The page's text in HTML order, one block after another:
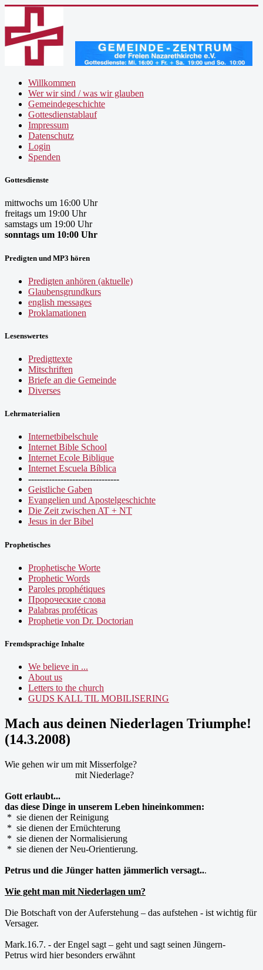
Willkommen
Wer wir sind / was wir glauben
Gemeindegeschichte
Gottesdienstablauf
Impressum
Datenschutz
Login
Spenden
Gottesdienste
mittwochs um 16:00 Uhr
freitags um 19:00 Uhr
samstags um 19:00 Uhr
sonntags um 10:00 Uhr
Predigten und MP3 hören
Predigten anhören (aktuelle)
Glaubensgrundkurs
english messages
Proklamationen
Lesenswertes
Predigttexte
Mitschriften
Briefe an die Gemeinde
Diverses
Lehrmaterialien
Internetbibelschule
Internet Bible School
Internet Ecole Biblique
Internet Escuela Bíblica
-------------------------------
Geistliche Gaben
Evangelien und Apostelgeschichte
Die Zeit zwischen AT + NT
Jesus in der Bibel
Prophetisches
Prophetische Worte
Prophetic Words
Paroles prophétiques
Пророческие слова
Palabras proféticas
Prophetie von Dr. Doctorian
Fremdsprachige Inhalte
We believe in ...
About us
Letters to the church
GUDS KALL TIL MOBILISERING
Mach aus deinen Niederlagen Triumphe!
(14.3.2008)
Wie gehen wir um mit Misserfolge?
mit Niederlage?
Gott erlaubt...
das diese Dinge in unserem Leben hineinkommen:
* sie dienen der Reinigung
* sie dienen der Ernüchterung
* sie dienen der Normalisierung
* sie dienen der Neu-Orientierung.
Petrus und die Jünger hatten jämmerlich versagt...
Wie geht man mit Niederlagen um?
Die Botschaft von der Auferstehung – das aufstehen - ist wichtig für
Versager.
Mark.16.7. - der Engel sagt – geht und sagt seinen Jüngern-
Petrus wird hier besonders erwähnt